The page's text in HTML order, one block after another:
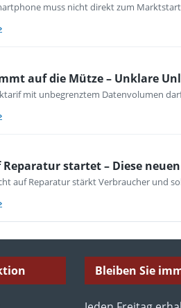
muss nicht direkt zum
›
auf die Mütze – Unklare
mit unbegrenztem Datenvolumen
›
Reparatur startet – Diese
auf Reparatur stärkt Verbraucher und
›
Bleiben Sie